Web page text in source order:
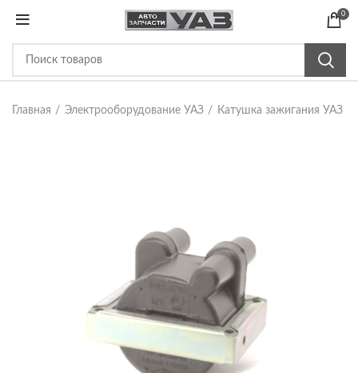
0
Главная Электрооборудование УАЗ Катушка зажигания УАЗ